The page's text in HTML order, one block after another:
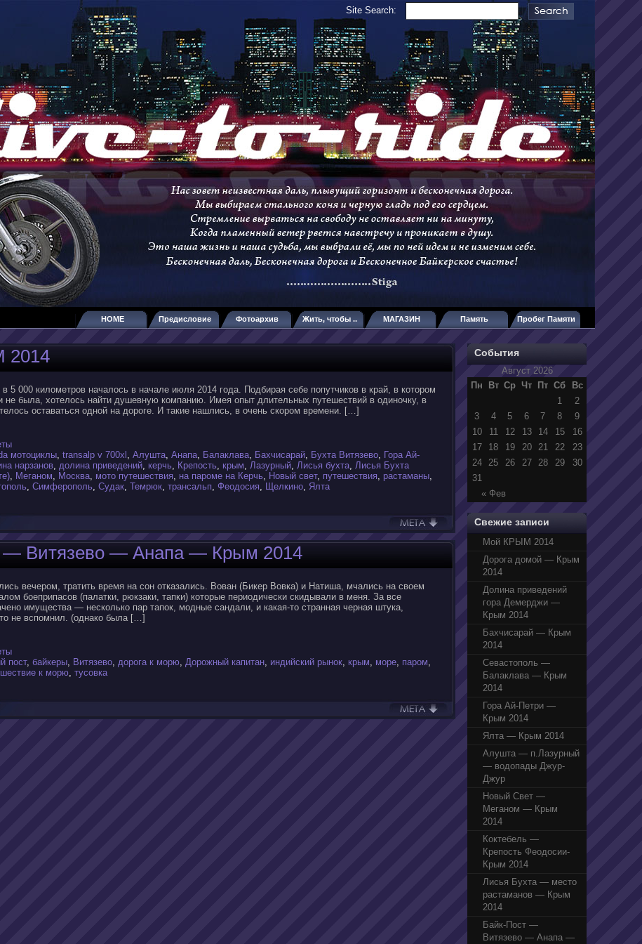
Site Search:
HOME Предисловие Фотоархив Жить, чтобы .. МАГАЗИН Память Пробег Памяти
5 000 километров началось в начале июля 2014 года. Подбирая себе попутчиков в край, в котором
не была, хотелось найти душевную компанию. Имея опыт длительных путешествий в одиночку, в
оставаться одной на дороге. И такие нашлись, в очень скором времени. […]
мотоциклы, transalp v 700xl , Алушта, Анапа, Балаклава, Бахчисарай, Бухта Витязево, Гора Ай-
нарзанов, долина приведений, керчь, Крепость, крым, Лазурный, Лисья бухта, Лисья Бухта
, Меганом, Москва, мото путешествия, на пароме на Керчь, Новый свет, путешествия, растаманы,
, Симферополь, Судак, Темрюк, трансальп, Феодосия, Щелкино, Ялта
— Витязево — Анапа — Крым 2014
вечером, тратить время на сон отказались. Вован (Бикер Вовка) и Натиша, мчались на своем
боеприпасов (палатки, рюкзаки, тапки) которые периодически скидывали в меня. За все
имущества — несколько пар тапок, модные сандали, и какая-то странная черная штука,
не вспомнил. (однако была […]
пост, байкеры, Витязево, дорога к морю, Дорожный капитан, индийский рынок, крым, море, паром,
к морю, тусовка
События
Август 2026
Пн
Вт Ср Чт Пт Сб Вс
« Фев
1
2
3
4 5 6 7 8
9
10
11 12 13 14 15
16
17
18 19 20 21 22
23
24
25 26 27 28 29
30
31
Свежие записи
Мой КРЫМ 2014
Дорога домой — Крым
2014
Долина приведений
гора Демерджи —
Крым 2014
Бахчисарай — Крым
2014
Севастополь —
Балаклава — Крым
2014
Гора Ай-Петри —
Крым 2014
Ялта — Крым 2014
Алушта — п.Лазурный
— водопады Джур-
Джур
Новый Свет —
Меганом — Крым
2014
Коктебель —
Крепость Феодосии-
Крым 2014
Лисья Бухта — место
растаманов — Крым
2014
Байк-Пост —
Витязево — Анапа —